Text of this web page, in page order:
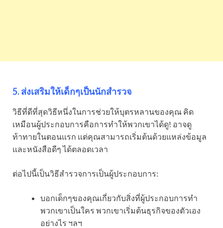
5. ส่งเสริมให้เด็กๆเป็นนักสำรวจ
วิธีที่ดีที่สุดวิธีหนึ่งในการช่วยให้บุตรหลานของคุณ คิด
เหมือนผู้ประกอบการคือการทำให้พวกเขาได้ดู! อาจดู
ท้าทายในตอนแรก แต่คุณสามารถเริ่มต้นด้วยแหล่งข้อมูล
และหนังสือดีๆ ได้ตลอดเวลา
ต่อไปนี้เป็นวิธีสำรวจการเป็นผู้ประกอบการ:
บอกเด็กๆของคุณเกี่ยวกับสิ่งที่ผู้ประกอบการทำ
พวกเขาเป็นใคร พวกเขาเริ่มต้นธุรกิจของตัวเอง
อย่างไร ฯลฯ